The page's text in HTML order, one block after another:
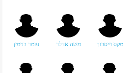
מקס וייסבוך משה אדלר עומר בנימין